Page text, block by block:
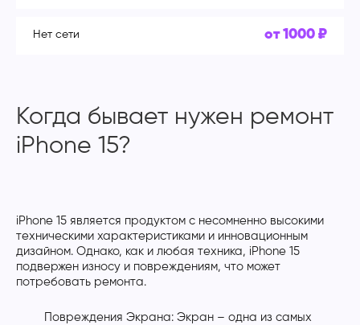
Нет сети от 1000 ₽
Когда бывает нужен ремонт
iPhone 15?
iPhone 15 является продуктом с несомненно высокими
техническими характеристиками и инновационным
дизайном. Однако, как и любая техника, iPhone 15
подвержен износу и повреждениям, что может
потребовать ремонта.
Повреждения Экрана: Экран – одна из самых